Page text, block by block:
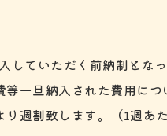
ていただく前納制とな
一旦納入された費用につ
週割致します。（1週あ